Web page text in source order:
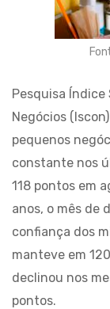
Pesquisa Índice
Negócios
pequenos
constante nos
118 pontos em
anos, o mês de
confiança dos
manteve em
declinou nos
pontos.